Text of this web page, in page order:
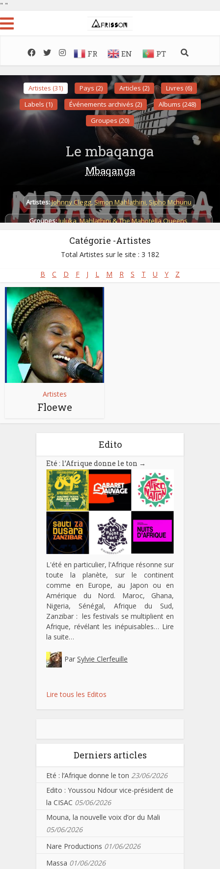
" "
FR EN PT
Artistes (31) Pays (2) Articles (2)
Livres (6)
Labels (1)
Événements archivés (2)
Albums (248)
Groupes (20)
Le mbaqanga
Mbaqanga
Artistes:Johnny Clegg, Simon Mahlathini, Sipho Mchunu
Groupes:Juluka,Mahlathini & The Mahotella Queens,
Pays: Afrique du Sud
Catégorie -Artistes
Total Artistes sur le site : 3 182
B C D F J L M R S T U Y Z
Artistes
Floewe
Edito
Eté : l’Afrique donne le ton →
L'été en particulier, l'Afrique résonne sur
toute la planète, sur le continent
comme en Europe, au Japon ou en
Amérique du Nord. Maroc, Ghana,
Nigeria, Sénégal, Afrique du Sud,
Zanzibar : les festivals se multiplient en
Afrique, révélant les inépuisables… Lire
la suite…
Par Sylvie Clerfeuille
Lire tous les Editos
Derniers articles
Eté : l’Afrique donne le ton 23/06/2026
Edito : Youssou Ndour vice-président de
la CISAC 05/06/2026
Mouna, la nouvelle voix d’or du Mali
05/06/2026
Nare Productions 01/06/2026
Massa 01/06/2026